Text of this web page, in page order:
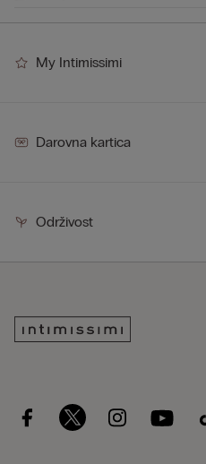
My Intimissimi
Darovna kartica
Održivost